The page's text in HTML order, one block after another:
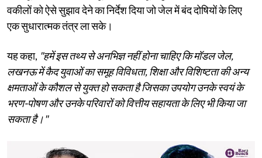
वकीलों को ऐसे सुझाव देने का निर्देश दिया जो जेल में बंद दोषियों के लिए
एक सुधारात्मक तंत्र ला सके।
यह कहा, "हमें इस तथ्य से अनभिज्ञ नहीं होना चाहिए कि मॉडल जेल,
लखनऊ में कैद युवाओं का समूह विविधता, शिक्षा और विशिष्टता की अन्य
क्षमताओं के कौशल से युक्त हो सकता है जिसका उपयोग उनके स्वयं के
भरण-पोषण और उनके परिवारों को वित्तीय सहायता के लिए भी किया जा
सकता है।"